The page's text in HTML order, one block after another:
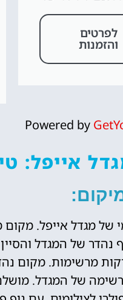
לפרטים
והזמנות
Powered by
אייפל:
של מגדל אייפל.
נהדר של המגדל
מרשימות. מקום
של המגדל.